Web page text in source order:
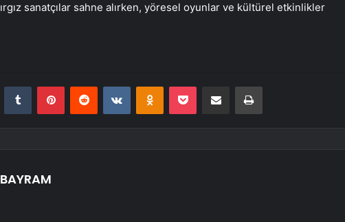
sanatçılar sahne alırken, yöresel oyunlar ve kültürel etkinlikler
Tumblr PinterestReddit VKontakteOdnoklassniki
Pocket E-Posta ile paylaş Yazdır